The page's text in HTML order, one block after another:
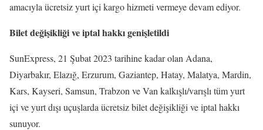
amacıyla ücretsiz yurt içi kargo hizmeti vermeye devam ediyor.
Bilet değişikliği ve iptal hakkı genişletildi
SunExpress, 21 Şubat 2023 tarihine kadar olan Adana,
Diyarbakır, Elazığ, Erzurum, Gaziantep, Hatay, Malatya, Mardin,
Kars, Kayseri, Samsun, Trabzon ve Van kalkışlı/varışlı tüm yurt
içi ve yurt dışı uçuşlarda ücretsiz bilet değişikliği ve iptal hakkı
sunuyor.